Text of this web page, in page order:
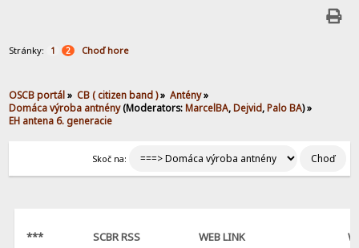
Stránky: 1 2 Choď hore
OSCB portál» CB ( citizen band )» Antény»
Domáca výroba antnény(Moderators:MarcelBA,Dejvid,Palo BA) »
EH antena 6. generacie
Skoč na:
*** SCBR RSS WEB LINK